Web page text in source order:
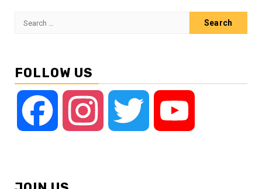
Search
FOLLOW US
Facebook Instagram Twitter